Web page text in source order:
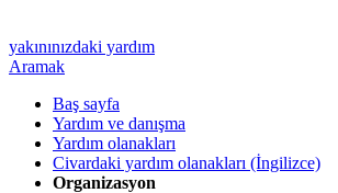
yakınınızdaki yardım
Aramak
Baş sayfa
Yardım ve danışma
Yardım olanakları
Civardaki yardım olanakları (İngilizce)
Organizasyon